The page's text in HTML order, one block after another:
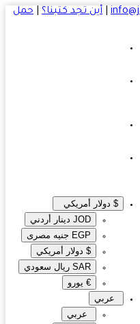
|أين تجد كتبنا؟|حمل
$ دولار أمريكي
JOD دينار أردني
EGP جنيه مصرى‎
$ دولار أمريكي
SAR ريال سعودي
€ يورو
عربي
عربي